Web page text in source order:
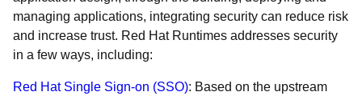
managing applications, integrating security can reduce risk
and increase trust. Red Hat Runtimes addresses security
in a few ways, including:
Red Hat Single Sign-on (SSO): Based on the upstream